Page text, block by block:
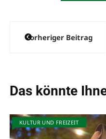
Vorheriger Beitrag
Das könnte
KULTUR UND FREIZEIT